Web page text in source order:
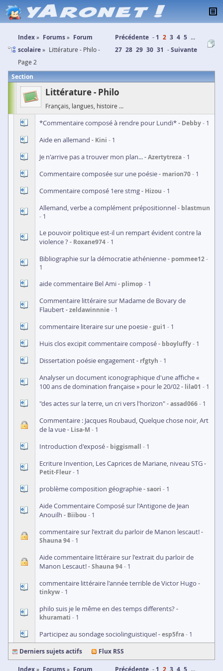
Index Forums
Forum
scolaire
Littérature - Philo -
Page 2
Précédente 1 2 3 4 5 ...
27 28 29 30 31 Suivante
Section
Littérature - Philo
Français, langues, histoire ...
*Commentaire composé à rendre pour Lundi* Debby 1
Aide en allemand Kini 1
Je n'arrive pas a trouver mon plan... Azertytreza 1
Commentaire composée sur une poésie marion70 1
Commentaire composé 1ere stmg Hizou 1
Allemand, verbe a complément prépositionnel blastmun
1
Le pouvoir politique est-il un rempart évident contre la
violence ?
Roxane974 1
Bibliographie sur la démocratie athénienne pommee12
1
aide commentaire Bel Ami plimop 1
Commentaire littéraire sur Madame de Bovary de
Flaubert zeldawinnnie 1
commentaire literaire sur une poesie gui1 1
Huis clos excipit commentaire composé bboyluffy 1
Dissertation poésie engagement rfgtyh 1
Analyser un document iconographique d'une affiche «
100 ans de domination française » pour le 20/02
lila01 1
"des actes sur la terre, un cri vers l'horizon" assad066 1
Commentaire : Jacques Roubaud, Quelque chose noir, Art
de la vue
Lisa-M 1
Introduction d'exposé biggismall 1
Ecriture Invention, Les Caprices de Mariane, niveau STG
Petit-Fleur 1
problème composition géographie saori 1
Aide Commentaire Composé sur l'Antigone de Jean
Anouilh
Biibou 1
commentaire sur l'extrait du parloir de Manon lescaut!
Shauna 94 1
Aide commentaire littéraire sur l'extrait du parloir de
Manon Lescaut! Shauna 94 1
commentaire littéraire l'année terrible de Victor Hugo
tinkyw 1
philo suis je le même en des temps differents?
khuramati 1
Participez au sondage sociolinguistique! esp5fra 1
Derniers sujets actifs Flux RSS
Index Forums Forum Précédente 1 2 3 4 5 ...